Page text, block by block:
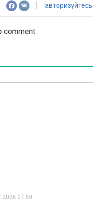
авторизуйтесь
comment
07:59